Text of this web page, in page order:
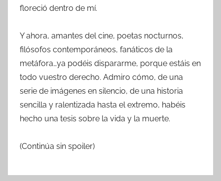
floreció dentro de mí.
Y ahora, amantes del cine, poetas nocturnos,
filósofos contemporáneos, fanáticos de la
metáfora…ya podéis dispararme, porque estáis en
todo vuestro derecho. Admiro cómo, de una
serie de imágenes en silencio, de una historia
sencilla y ralentizada hasta el extremo, habéis
hecho una tesis sobre la vida y la muerte.
(Continúa sin spoiler)